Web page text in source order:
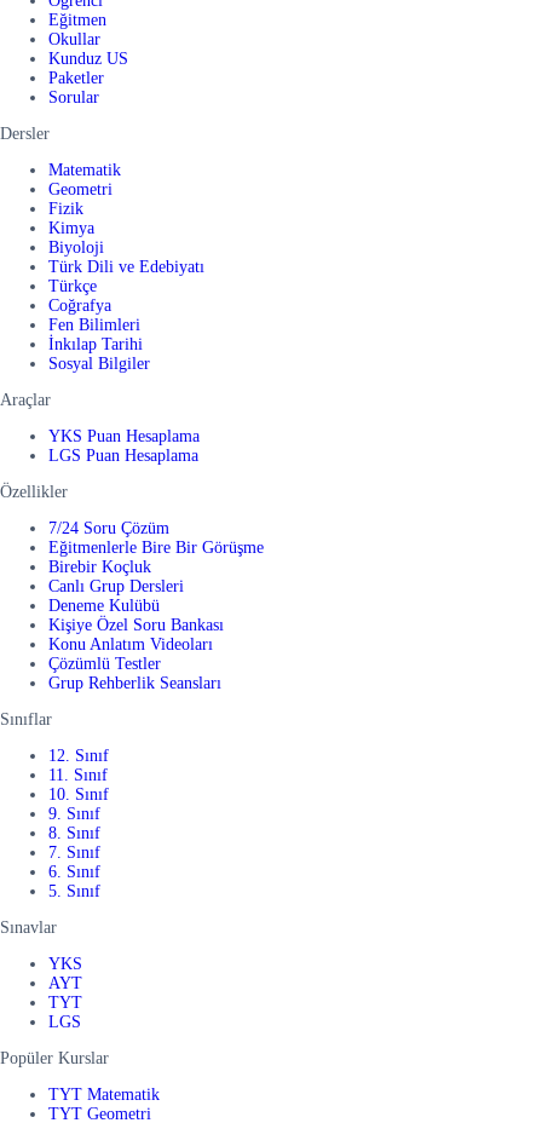
Eğitmen
Okullar
Kunduz US
Paketler
Sorular
Dersler
Matematik
Geometri
Fizik
Kimya
Biyoloji
Türk Dili ve Edebiyatı
Türkçe
Coğrafya
Fen Bilimleri
İnkılap Tarihi
Sosyal Bilgiler
Araçlar
YKS Puan Hesaplama
LGS Puan Hesaplama
Özellikler
7/24 Soru Çözüm
Eğitmenlerle Bire Bir Görüşme
Birebir Koçluk
Canlı Grup Dersleri
Deneme Kulübü
Kişiye Özel Soru Bankası
Konu Anlatım Videoları
Çözümlü Testler
Grup Rehberlik Seansları
Sınıflar
12. Sınıf
11. Sınıf
10. Sınıf
9. Sınıf
8. Sınıf
7. Sınıf
6. Sınıf
5. Sınıf
Sınavlar
YKS
AYT
TYT
LGS
Popüler Kurslar
TYT Matematik
TYT Geometri